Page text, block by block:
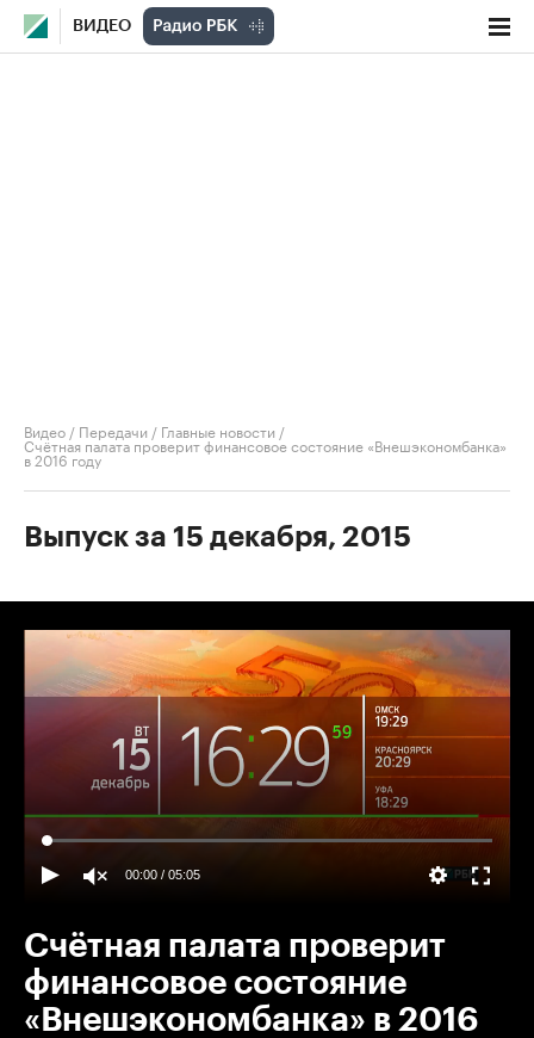
ВИДЕО
Видео / Передачи / Главные новости /
Счётная палата проверит финансовое состояние «Внешэкономбанка»
в 2016 году
Выпуск за 15 декабря, 2015
00:00 / 05:05
Счётная палата проверит
финансовое состояние
«Внешэкономбанка» в 2016